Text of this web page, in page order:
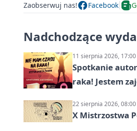
Zaobserwuj nas! Facebook
Nadchodzące
11 sierpnia 2026, 17:00
Spotkanie
raka! Jestem
22 sierpnia 2026, 08:00
X Mistrzostwa